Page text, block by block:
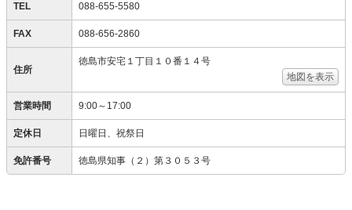
TEL 088-655-5580
FAX 088-656-2860
住所
徳島市安宅１丁目１０番１４号
地図を表示
営業時間 9:00～17:00
定休日 日曜日、祝祭日
免許番号 徳島県知事（２）第３０５３号